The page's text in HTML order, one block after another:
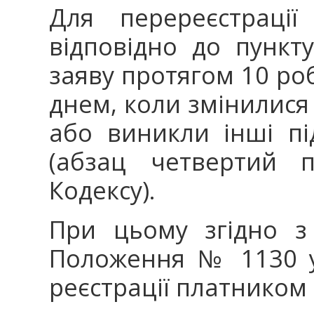
Для
відповідно до
заяву протягом 10
днем, коли
або виникли інші
(абзац четвертий
Кодексу).
При цьому згідно
Положення № 1130 у
реєстрації